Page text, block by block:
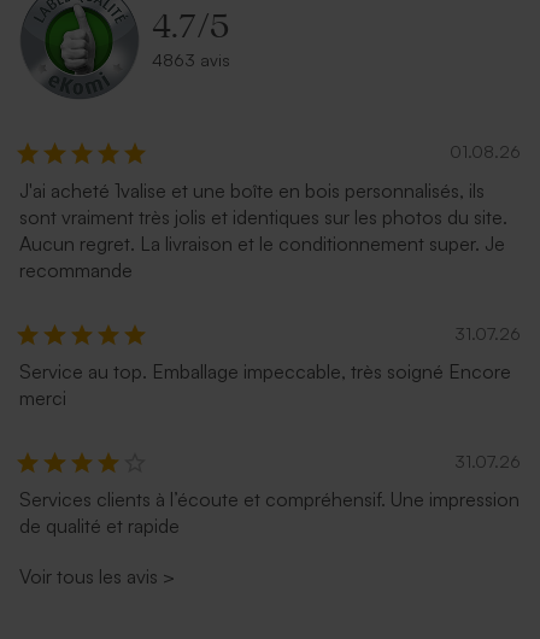
4.7/5
4863 avis
01.08.26
J'ai acheté 1valise et une boîte en bois personnalisés, ils
sont vraiment très jolis et identiques sur les photos du site.
Aucun regret. La livraison et le conditionnement super. Je
recommande
31.07.26
Service au top. Emballage impeccable, très soigné Encore
merci
31.07.26
Services clients à l’écoute et compréhensif. Une impression
de qualité et rapide
Voir tous les avis >